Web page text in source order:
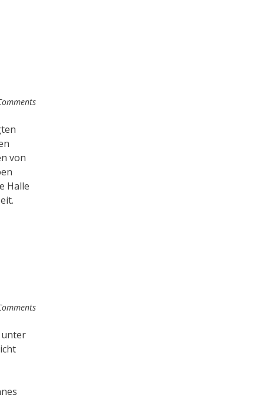
von
Halle
unter